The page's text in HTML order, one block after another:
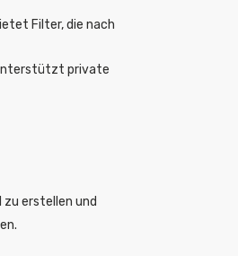
Filter, die nach
private
erstellen und